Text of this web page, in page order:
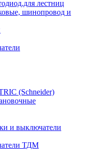
лестниц
шинопровод и
(Schneider)
и выключатели
ТДМ